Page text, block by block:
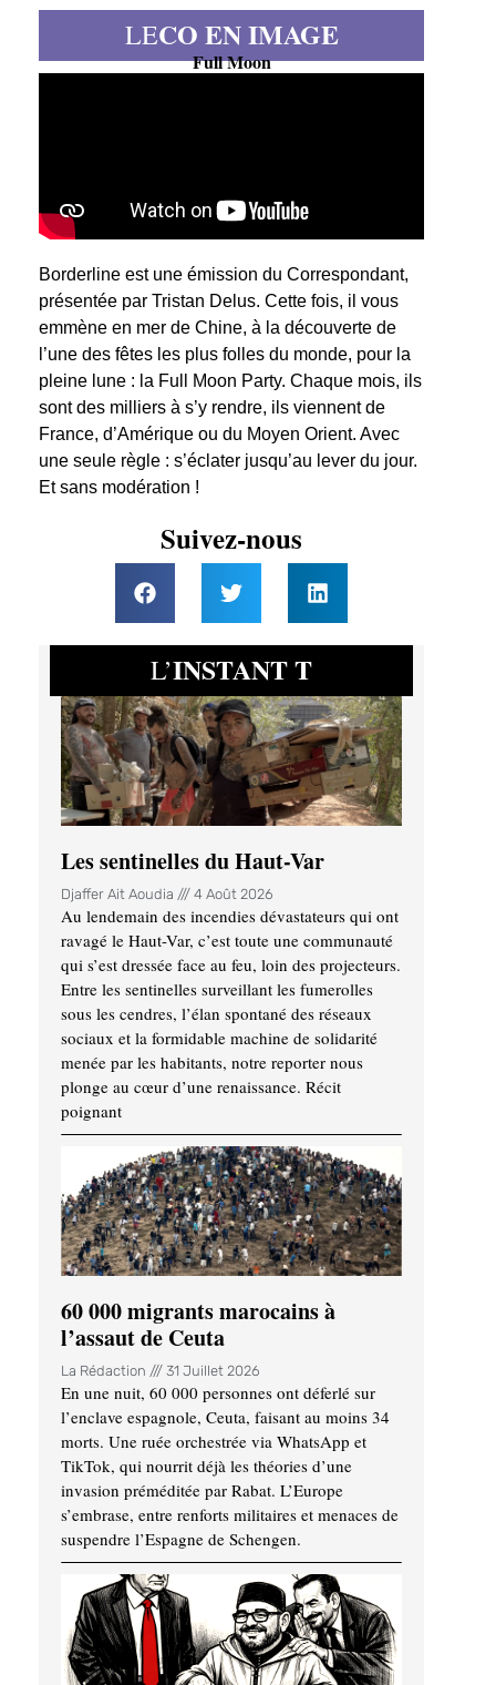
LECO EN IMAGE
Full Moon
Borderline est une émission du Correspondant,
présentée par Tristan Delus. Cette fois, il vous
emmène en mer de Chine, à la découverte de
l’une des fêtes les plus folles du monde, pour la
pleine lune : la Full Moon Party. Chaque mois, ils
sont des milliers à s’y rendre, ils viennent de
France, d’Amérique ou du Moyen Orient. Avec
une seule règle : s’éclater jusqu’au lever du jour.
Et sans modération !
Suivez-nous
L’INSTANT T
Les sentinelles du Haut-Var
Djaffer Ait Aoudia 4 Août 2026
Au lendemain des incendies dévastateurs qui ont
ravagé le Haut-Var, c’est toute une communauté
qui s’est dressée face au feu, loin des projecteurs.
Entre les sentinelles surveillant les fumerolles
sous les cendres, l’élan spontané des réseaux
sociaux et la formidable machine de solidarité
menée par les habitants, notre reporter nous
plonge au cœur d’une renaissance. Récit
poignant
60 000 migrants marocains à
l’assaut de Ceuta
La Rédaction 31 Juillet 2026
En une nuit, 60 000 personnes ont déferlé sur
l’enclave espagnole, Ceuta, faisant au moins 34
morts. Une ruée orchestrée via WhatsApp et
TikTok, qui nourrit déjà les théories d’une
invasion préméditée par Rabat. L’Europe
s’embrase, entre renforts militaires et menaces de
suspendre l’Espagne de Schengen.